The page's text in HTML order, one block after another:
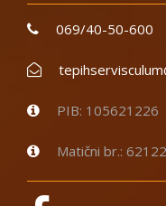
069/40-50-600
PIB: 105621226
Matični br.: